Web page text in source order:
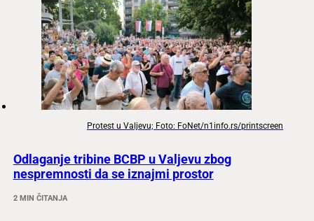
Protest u Valjevu; Foto: FoNet/n1info.rs/printscreen
Odlaganje tribine BCBP u Valjevu zbog
nespremnosti da se iznajmi prostor
2 MIN ČITANJA